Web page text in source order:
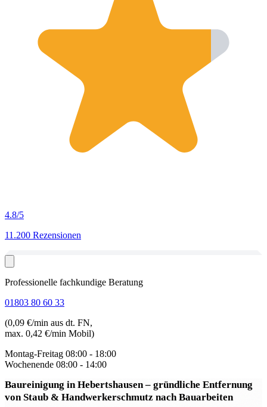
4.8/5
11.200 Rezensionen
Professionelle fachkundige Beratung
01803 80 60 33
(0,09 €/min aus dt. FN,
max. 0,42 €/min Mobil)
Montag-Freitag 08:00 - 18:00
Wochenende 08:00 - 14:00
Baureinigung in Hebertshausen– gründliche Entfernung
von Staub & Handwerkerschmutz nach Bauarbeiten